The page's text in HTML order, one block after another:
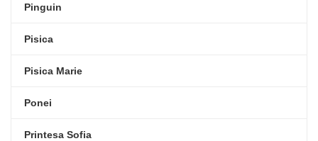
Pinguin
Pisica
Pisica Marie
Ponei
Printesa Sofia